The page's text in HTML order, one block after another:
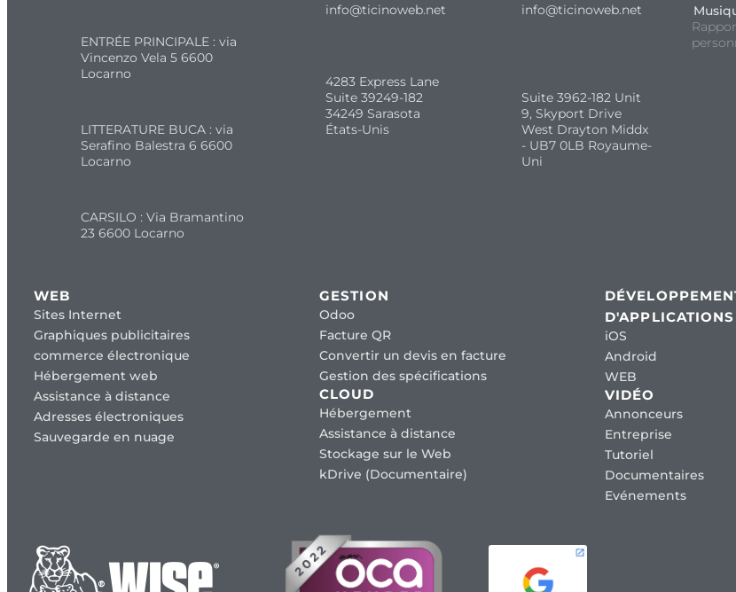
ENTRÉE PRINCIPALE : via
Vincenzo Vela 5 6600
Locarno
LITTERATURE BUCA : via
Serafino Balestra 6 6600
Locarno
CARSILO : Via Bramantino
23 6600 Locarno
info@ticinoweb.net
4283 Express Lane
Suite 39249-182
34249 Sarasota
États-Unis
info@ticinoweb.net
Suite 3962-182 Unit
9, Skyport Drive
West Drayton Middx
- UB7 0LB Royaume-
Uni
WEB
Sites Internet
Graphiques publicitaires
commerce électronique
Hébergement web
Assistance à distance
Adresses électroniques
Sauvegarde en nuage
GESTION
Odoo
Facture QR
Convertir un devis en facture
Gestion des spécifications
CLOUD
Hébergement
Assistance à distance
Stockage sur le Web
kDrive (Documentaire)
D'APPLICATIONS
iOS
Android
WEB
VIDÉO
Annonceurs
Entreprise
Tutoriel
Documentaires
Evénements